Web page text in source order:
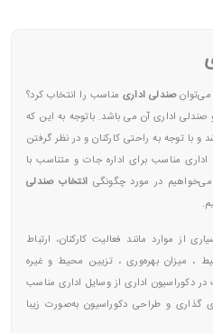
می‌‌توانصندلی اداری مناسب را انتخاب کرد؟
صندلی اداری آن می باشد. باتوجه به این‌ که
با توجه به راحتی کارکنان و در نظر گرفتن
مناسب برای اداره جات و متناسب با
در مورد چگونگی انتخاب صندلی
از موارد مانند فعالیت کارکنان، ارتباط
، میزان بهره‌وری ، تزیین محیط و غیره
دکوراسیون اداری از وسایل اداری مناسب
گذاری و طراحی دکوراسیون به‌صورت زیبا